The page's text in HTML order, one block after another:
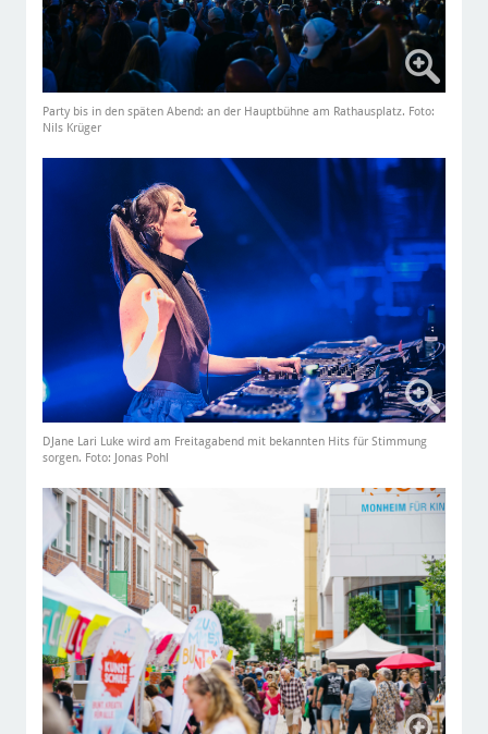
Party bis in den späten Abend: an der Hauptbühne am Rathausplatz. Foto:
Nils Krüger
DJane Lari Luke wird am Freitagabend mit bekannten Hits für Stimmung
sorgen. Foto: Jonas Pohl